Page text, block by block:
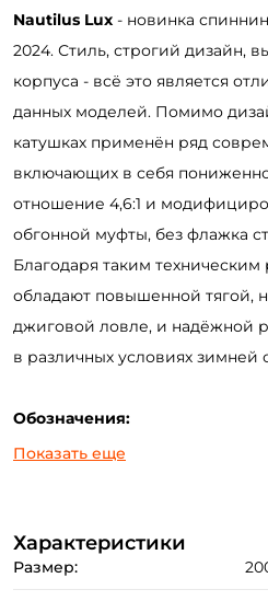
Nautilus Lux - новинка
2024. Стиль, строгий дизайн,
корпуса - всё это является
данных моделей. Помимо
катушках применён ряд
включающих в себя
отношение 4,6:1 и
обгонной муфты, без флажка
Благодаря таким
обладают повышенной тягой,
джиговой ловле, и надёжной
в различных условиях
Обозначения:
2000 - размер шпули и
2000 – универсальная катушка,
подойдёт для спиннингов
Показать еще
Характеристики
Размер: